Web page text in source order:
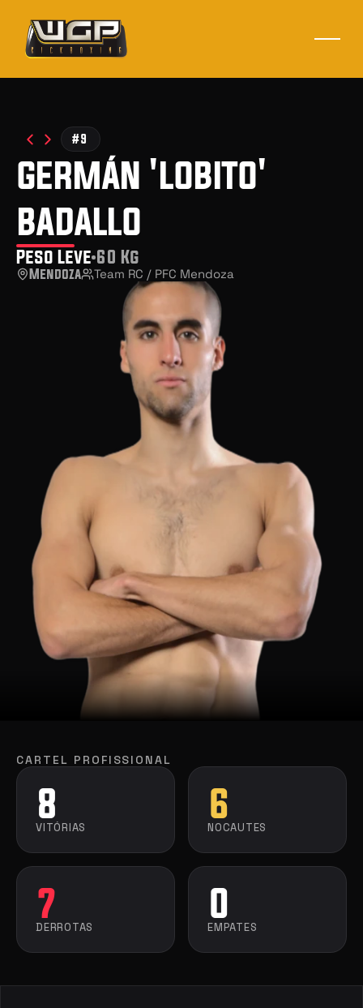
#9
germán 'lobito'
badallo
Peso Leve 60 Kg
Mendoza Team RC / PFC Mendoza
CARTEL PROFISSIONAL
8
VITÓRIAS
6
NOCAUTES
7
DERROTAS
0
EMPATES